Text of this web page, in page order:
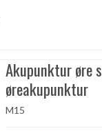
Akupunktur
øreakupunktur
M15